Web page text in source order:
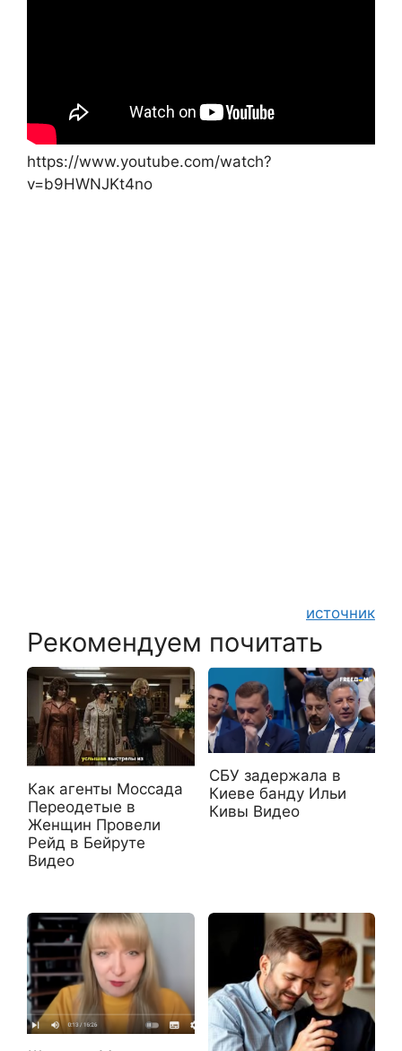
https://www.youtube.com/watch?
v=b9HWNJKt4no
источник
Рекомендуем почитать
Как агенты Моссада
Переодетые в
Женщин Провели
Рейд в Бейруте
Видео
СБУ задержала в
Киеве банду Ильи
Кивы Видео